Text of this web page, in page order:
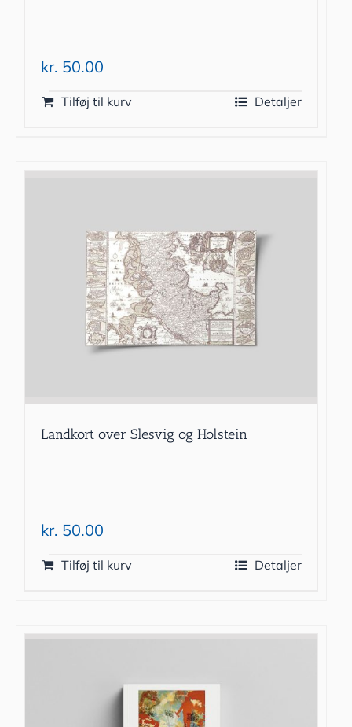
kr. 50.00
Tilføj til kurv Detaljer
Landkort over Slesvig og Holstein
kr. 50.00
Tilføj til kurv Detaljer